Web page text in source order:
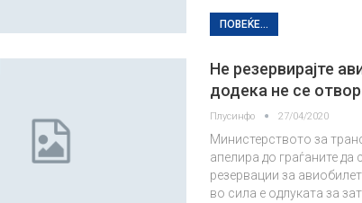
ПОВЕЌЕ...
Не резервирајте
додека не се
Плусинфо 27/04/2020
Министерството за
апелира до граѓаните да
резервации за
во сила е одлуката за